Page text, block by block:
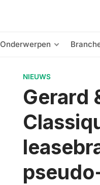
Onderwerpen
NIEUWS
Gerard